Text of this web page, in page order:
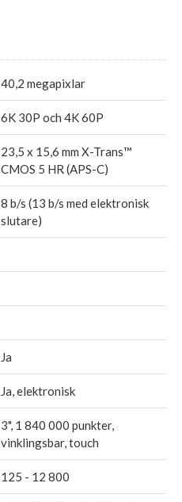
40,2 megapixlar
6K 30P och 4K 60P
23,5 x 15,6 mm X-Trans™
CMOS 5 HR (APS-C)
8 b/s (13 b/s med elektronisk
slutare)
Ja
Ja, elektronisk
3", 1 840 000 punkter,
vinklingsbar, touch
125 - 12 800